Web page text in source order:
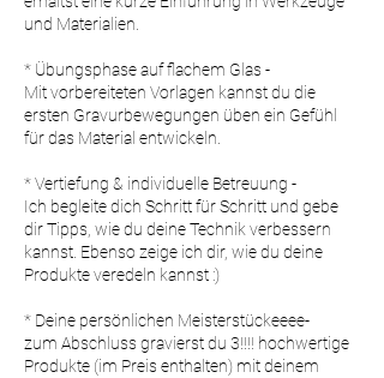
und Materialien.
* Übungsphase auf flachem Glas -
Mit vorbereiteten Vorlagen kannst du die
ersten Gravurbewegungen üben ein Gefühl
für das Material entwickeln.
* Vertiefung & individuelle Betreuung -
Ich begleite dich Schritt für Schritt und gebe
dir Tipps, wie du deine Technik verbessern
kannst. Ebenso zeige ich dir, wie du deine
Produkte veredeln kannst :)
* Deine persönlichen Meisterstückeeee-
zum Abschluss gravierst du 3!!!! hochwertige
Produkte (im Preis enthalten) mit deinem